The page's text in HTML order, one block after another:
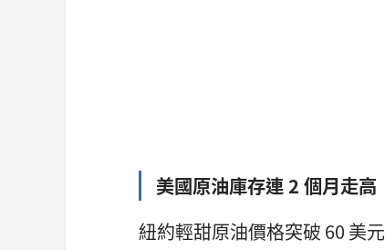
美國原油庫存連 2 個月走高
紐約輕甜原油價格突破 60 美元